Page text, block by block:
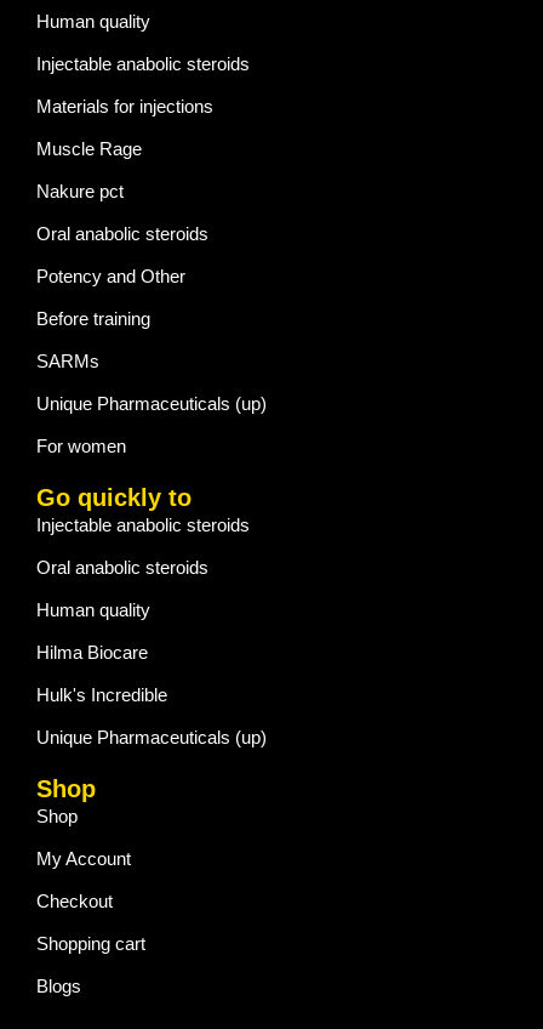
Human quality
Injectable anabolic steroids
Materials for injections
Muscle Rage
Nakure pct
Oral anabolic steroids
Potency and Other
Before training
SARMs
Unique Pharmaceuticals (up)
For women
Go quickly to
Injectable anabolic steroids
Oral anabolic steroids
Human quality
Hilma Biocare
Hulk's Incredible
Unique Pharmaceuticals (up)
Shop
Shop
My Account
Checkout
Shopping cart
Blogs